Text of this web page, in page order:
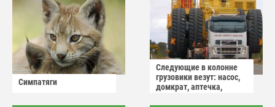
Симпатяги
Следующие в колонне
грузовики везут: насос,
домкрат, аптечка,